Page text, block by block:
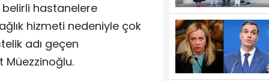
hastanelere
hizmeti nedeniyle çok
adı geçen
Müezzinoğlu.